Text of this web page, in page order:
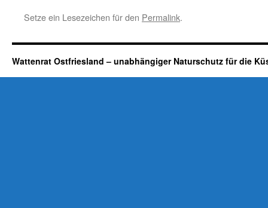
Setze ein Lesezeichen für den Permalink.
Wattenrat Ostfriesland – unabhängiger Naturschutz für die